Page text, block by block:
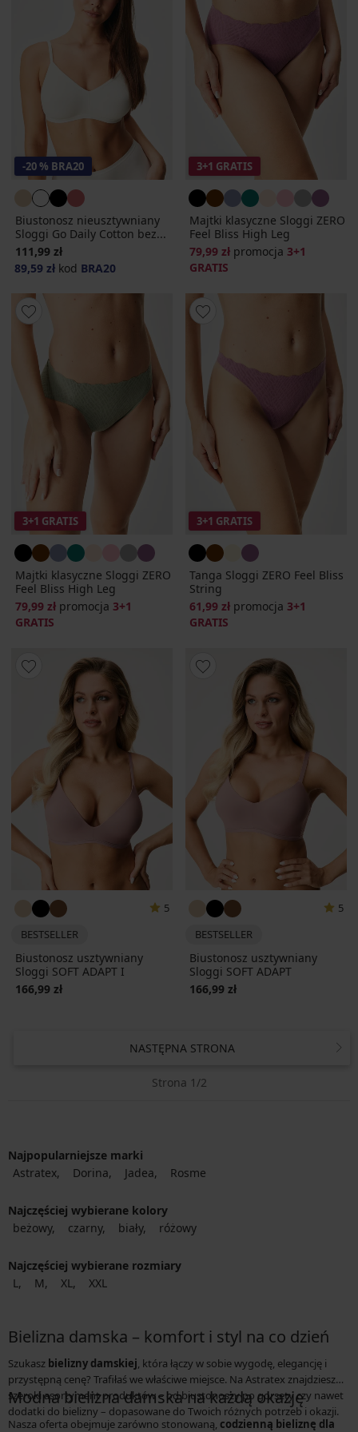
-20 % BRA20
Biustonosz nieusztywniany
Sloggi Go Daily Cotton bez...
111,99 zł
89,59 zł kod BRA20
3+1 GRATIS
Majtki klasyczne Sloggi ZERO
Feel Bliss High Leg
79,99 zł promocja 3+1
GRATIS
3+1 GRATIS
Majtki klasyczne Sloggi ZERO
Feel Bliss High Leg
79,99 zł promocja 3+1
GRATIS
3+1 GRATIS
Tanga Sloggi ZERO Feel Bliss
String
61,99 zł promocja 3+1
GRATIS
5
BESTSELLER
Biustonosz usztywniany
Sloggi SOFT ADAPT I
166,99 zł
5
BESTSELLER
Biustonosz usztywniany
Sloggi SOFT ADAPT
166,99 zł
NASTĘPNA STRONA
Strona 1/2
Najpopularniejsze marki
Astratex
Dorina Jadea Rosme
Najczęściej wybierane kolory
beżowy
czarny biały różowy
Najczęściej wybierane rozmiary
L
M XL XXL
Bielizna damska – komfort i styl na co dzień
Szukasz bielizny damskiej, która łączy w sobie wygodę, elegancję i
przystępną cenę? Trafiłaś we właściwe miejsce. Na Astratex znajdziesz
szeroki asortyment produktów – od biustonoszy po gorsety czy nawet
dodatki do bielizny – dopasowane do Twoich różnych potrzeb i okazji.
Modna bielizna damska na każdą okazję
Nasza oferta obejmuje zarówno stonowaną, codzienną bieliznę dla